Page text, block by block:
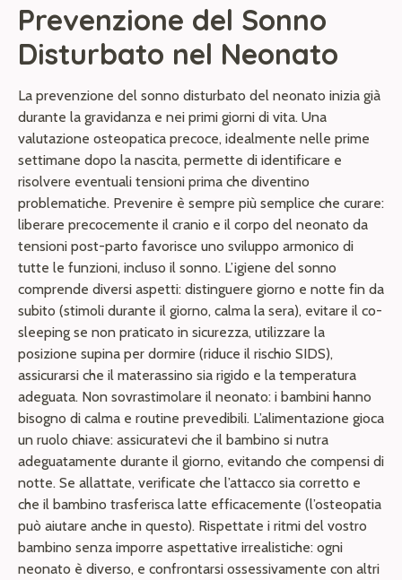
Prevenzione del Sonno
Disturbato nel Neonato
La prevenzione del sonno disturbato del neonato inizia già
durante la gravidanza e nei primi giorni di vita. Una
valutazione osteopatica precoce, idealmente nelle prime
settimane dopo la nascita, permette di identificare e
risolvere eventuali tensioni prima che diventino
problematiche. Prevenire è sempre più semplice che curare:
liberare precocemente il cranio e il corpo del neonato da
tensioni post-parto favorisce uno sviluppo armonico di
tutte le funzioni, incluso il sonno. L’igiene del sonno
comprende diversi aspetti: distinguere giorno e notte fin da
subito (stimoli durante il giorno, calma la sera), evitare il co-
sleeping se non praticato in sicurezza, utilizzare la
posizione supina per dormire (riduce il rischio SIDS),
assicurarsi che il materassino sia rigido e la temperatura
adeguata. Non sovrastimolare il neonato: i bambini hanno
bisogno di calma e routine prevedibili. L’alimentazione gioca
un ruolo chiave: assicuratevi che il bambino si nutra
adeguatamente durante il giorno, evitando che compensi di
notte. Se allattate, verificate che l’attacco sia corretto e
che il bambino trasferisca latte efficacemente (l’osteopatia
può aiutare anche in questo). Rispettate i ritmi del vostro
bambino senza imporre aspettative irrealistiche: ogni
neonato è diverso, e confrontarsi ossessivamente con altri